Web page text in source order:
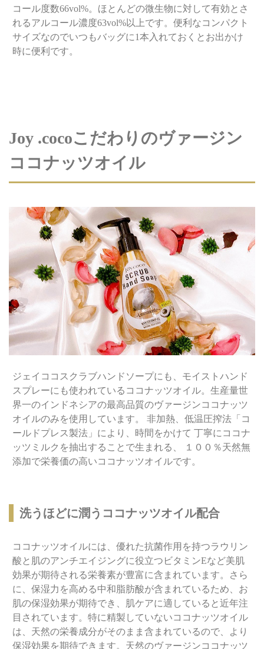
コール度数66vol%。ほとんどの微生物に対して有効とさ
れるアルコール濃度63vol%以上です。便利なコンパクト
サイズなのでいつもバッグに1本入れておくとお出かけ
時に便利です。
Joy .cocoこだわりのヴァージン
ココナッツオイル
ジェイココスクラブハンドソープにも、モイストハンド
スプレーにも使われているココナッツオイル。生産量世
界一のインドネシアの最高品質のヴァージンココナッツ
オイルのみを使用しています。 非加熱、低温圧搾法「コ
ールドプレス製法」により、時間をかけて 丁寧にココナ
ッツミルクを抽出することで生まれる、 １００％天然無
添加で栄養価の高いココナッツオイルです。
洗うほどに潤うココナッツオイル配合
ココナッツオイルには、優れた抗菌作用を持つラウリン
酸と肌のアンチエイジングに役立つビタミンEなど美肌
効果が期待される栄養素が豊富に含まれています。さら
に、保湿力を高める中和脂肪酸が含まれているため、お
肌の保湿効果が期待でき、肌ケアに適していると近年注
目されています。特に精製していないココナッツオイル
は、天然の栄養成分がそのまま含まれているので、より
保湿効果を期待できます。天然のヴァージンココナッツ